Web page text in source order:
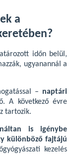
a
időn belül,
ugyanannál a
– naptári
A következő évre
tartozik.
is igénybe
különböző fajtájú
kezelés